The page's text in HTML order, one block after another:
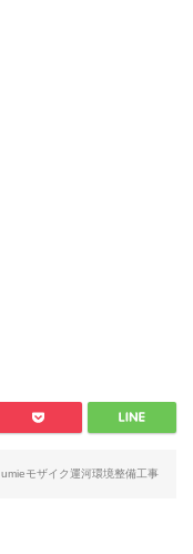
umieモザイク運河環境整備工事